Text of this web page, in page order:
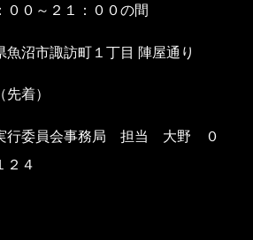
０～２１：００の間
沼市諏訪町１丁目 陣屋通り
着）
行委員会事務局 担当 大野 ０
２４